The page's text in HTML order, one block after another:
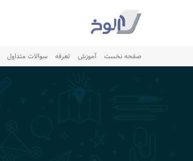
صفحه نخست آموزش تعرفه سوالات متداول